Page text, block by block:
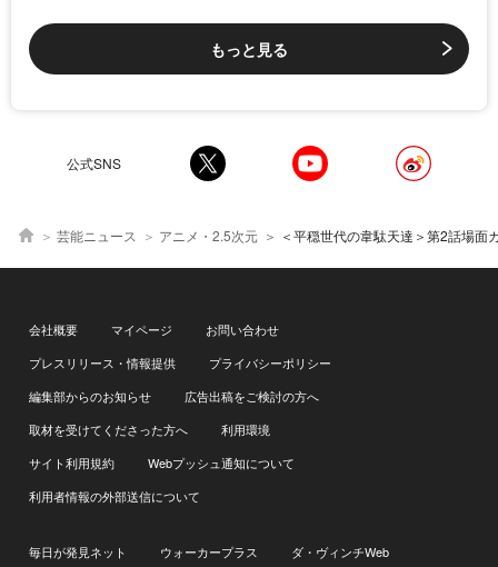
もっと見る
公式SNS
芸能ニュース アニメ・2.5次元 ＜平穏世代の韋駄天達＞第2話場面カット＆あらすじ解禁 ハヤトら
会社概要 マイページ
お問い合わせ
プレスリリース・情報提供
プライバシーポリシー
編集部からのお知らせ
広告出稿をご検討の方へ
取材を受けてくださった方へ
利用環境
サイト利用規約
Webプッシュ通知について
利用者情報の外部送信について
毎日が発見ネット ウォーカープラス ダ・ヴィンチWeb